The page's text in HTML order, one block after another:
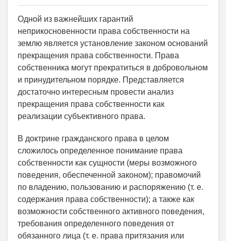
Одной из важнейших гарантий
неприкосновенности права собственности на
землю является установление законом оснований
прекращения права собственности. Права
собственника могут прекратиться в добровольном
и принудительном порядке. Представляется
достаточно интересным провести анализ
прекращения права собственности как
реализации субъективного права.
В доктрине гражданского права в целом
сложилось определенное понимание права
собственности как сущности (меры возможного
поведения, обеспеченной законом); правомочий
по владению, пользованию и распоряжению (т. е.
содержания права собственности); а также как
возможности собственного активного поведения,
требования определенного поведения от
обязанного лица (т. е. права притязания или